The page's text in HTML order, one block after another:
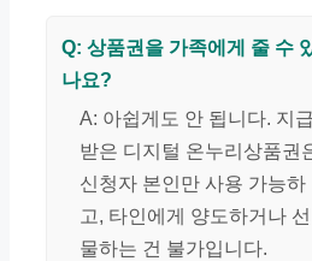
Q: 상품권을 가족에게 줄 수
나요?
A: 아쉽게도 안 됩니다. 지급
받은 디지털 온누리상품권
신청자 본인만 사용 가능하
고, 타인에게 양도하거나 선
물하는 건 불가입니다.